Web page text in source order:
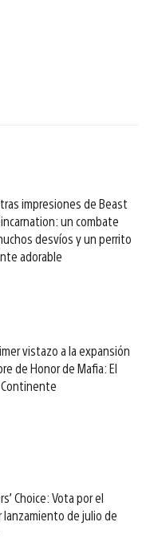
impresiones de Beast
un combate
desvíos y un perrito
adorable
vistazo a la expansión
de Honor de Mafia: El
Choice: Vota por el
lanzamiento de julio de